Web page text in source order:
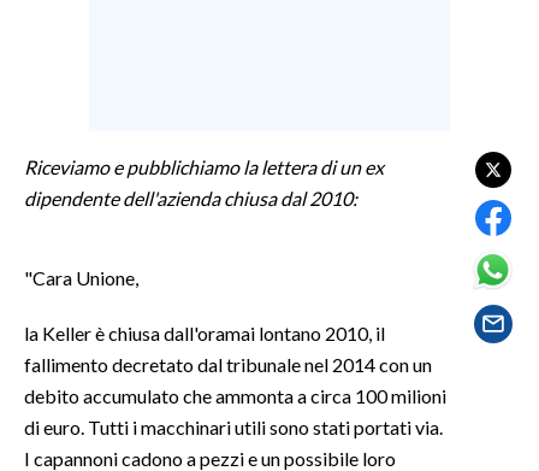
CULTURA
SALUTE
SARDEGNA TURISMO
Riceviamo e pubblichiamo la lettera di un ex
dipendentedell'aziendachiusa dal 2010:
"Cara Unione,
la Keller è chiusa dall'oramai lontano 2010, il
fallimento decretato dal tribunale nel 2014 con un
debito accumulato che ammonta a circa 100 milioni
di euro. Tutti i macchinari utili sono stati portati via.
I capannoni cadono a pezzi e un possibile loro